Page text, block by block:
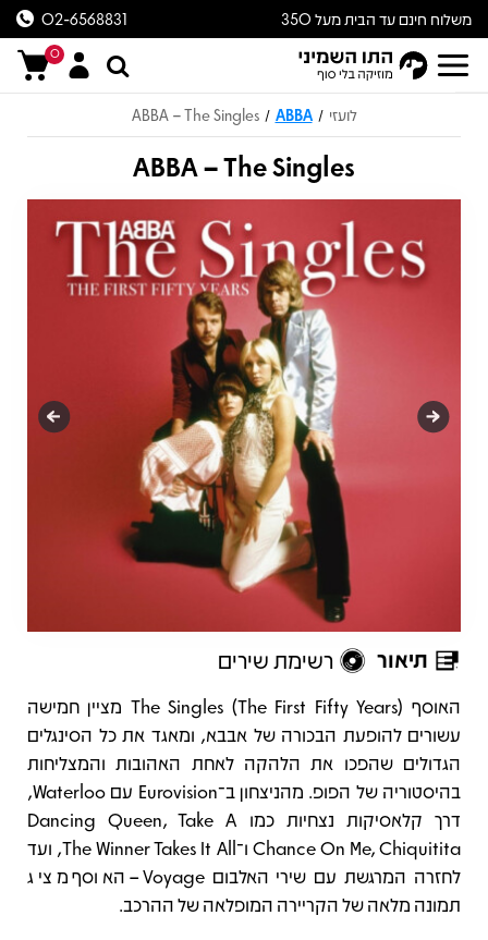
משלוח חינם עד הבית מעל 350
ש״ח
02-6568831
0
לועזי /
ABBA
/
ABBA – The Singles
ABBA – The Singles
תיאור רשימת שירים
תיאור
האוסף The Singles (The First Fifty Years) מציין חמישה
עשורים להופעת הבכורה של אבבא, ומאגד את כל הסינגלים
הגדולים שהפכו את הלהקה לאחת האהובות והמצליחות
בהיסטוריה של הפופ. מהניצחון ב־Eurovision עם Waterloo,
דרך קלאסיקות נצחיות כמו Dancing Queen, Take A
Chance On Me, Chiquitita ו־The Winner Takes It All, ועד
לחזרה המרגשת עם שירי האלבום Voyage – האוסף מציג
תמונה מלאה של הקריירה המופלאה של ההרכב.